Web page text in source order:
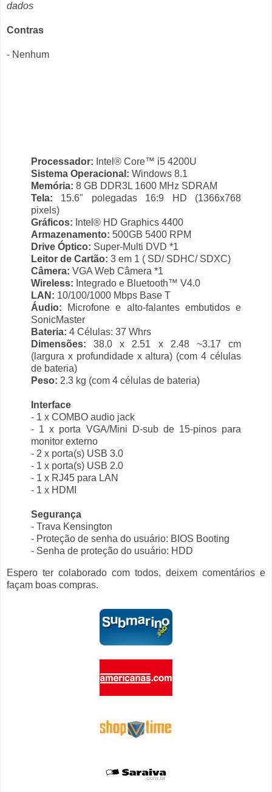
dados
Contras
- Nenhum
Processador: Intel® Core™ i5 4200U
Sistema Operacional: Windows 8.1
Memória: 8 GB DDR3L 1600 MHz SDRAM
Tela: 15.6" polegadas 16:9 HD (1366x768
pixels)
Gráficos: Intel® HD Graphics 4400
Armazenamento: 500GB 5400 RPM
Drive Óptico: Super-Multi DVD *1
Leitor de Cartão: 3 em 1 ( SD/ SDHC/ SDXC)
Câmera: VGA Web Câmera *1
Wireless: Integrado e Bluetooth™ V4.0
LAN: 10/100/1000 Mbps Base T
Áudio: Microfone e alto-falantes embutidos e
SonicMaster
Bateria: 4 Células: 37 Whrs
Dimensões: 38.0 x 2.51 x 2.48 ~3.17 cm
(largura x profundidade x altura) (com 4 células
de bateria)
Peso: 2.3 kg (com 4 células de bateria)
Interface
- 1 x COMBO audio jack
- 1 x porta VGA/Mini D-sub de 15-pinos para
monitor externo
- 2 x porta(s) USB 3.0
- 1 x porta(s) USB 2.0
- 1 x RJ45 para LAN
- 1 x HDMI
Segurança
- Trava Kensington
- Proteção de senha do usuário: BIOS Booting
- Senha de proteção do usuário: HDD
Espero ter colaborado com todos, deixem comentários e
façam boas compras.